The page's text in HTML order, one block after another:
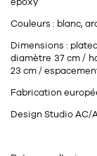
Couleurs : blanc,
Dimensions :
diamètre 37 cm /
23 cm /
Fabrication
Design Studio AC/